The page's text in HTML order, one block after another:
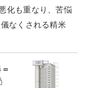
化も重なり、苦悩
なくされる精米